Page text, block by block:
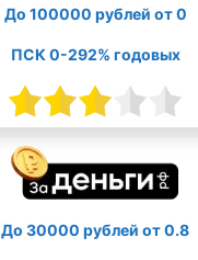
До 100000 рублей от 0
ПСК 0-292% годовых
До 30000 рублей от 0.8